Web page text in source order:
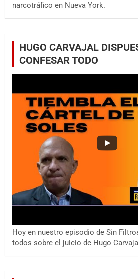
narcotráfico en Nueva York.
HUGO CARVAJAL
CONFESAR TODO
Hoy en nuestro episodio de Sin
todos sobre el juicio de Hugo